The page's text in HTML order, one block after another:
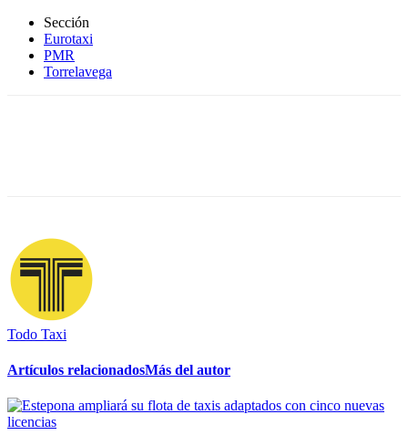
Sección
Eurotaxi
PMR
Torrelavega
Todo Taxi
Artículos relacionadosMás del autor